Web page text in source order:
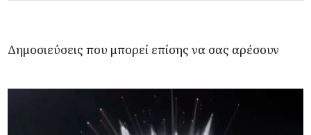
Δημοσιεύσεις που μπορεί επίσης να σας αρέσουν